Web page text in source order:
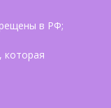
в РФ;
которая